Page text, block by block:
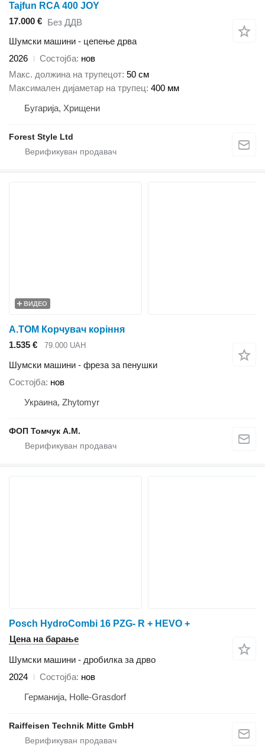
Tajfun RCA 400 JOY
17.000 € Без ДДВ
Шумски машини - цепење дрва
2026
Состојба нов
Макс. должина на трупецот 50 см
Максимален дијаметар на трупец 400 мм
Бугарија, Хрищени
Forest Style Ltd
ВИДЕО
A.TOM Корчувач коріння
1.535 €
79.000 UAH
Шумски машини - фреза за пенушки
Состојба нов
Украина, Zhytomyr
ФОП Томчук А.М.
Posch HydroCombi 16 PZG- R + HEVO +
Цена на барање
Шумски машини - дробилка за дрво
2024
Состојба нов
Германија, Holle-Grasdorf
Raiffeisen Technik Mitte GmbH